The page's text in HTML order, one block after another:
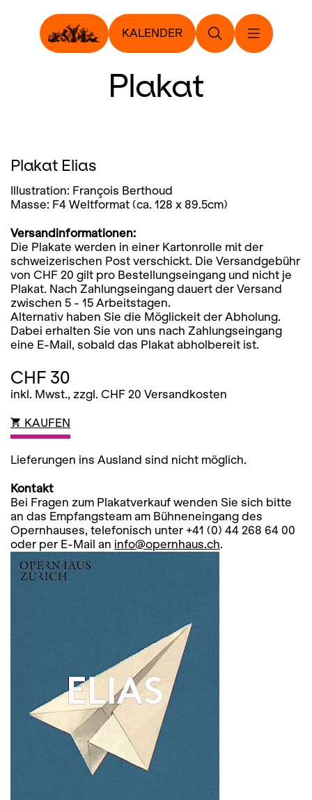
KALENDER
Plakat
Plakat Elias
Illustration: François Berthoud
Masse: F4 Weltformat (ca. 128 x 89.5cm)
Versandinformationen:
Die Plakate werden in einer Kartonrolle mit der
schweizerischen Post verschickt. Die Versandgebühr
von CHF 20 gilt pro Bestellungseingang und nicht je
Plakat. Nach Zahlungseingang dauert der Versand
zwischen 5 - 15 Arbeitstagen.
Alternativ haben Sie die Möglickeit der Abholung.
Dabei erhalten Sie von uns nach Zahlungseingang
eine E-Mail, sobald das Plakat abholbereit ist.
CHF 30
inkl. Mwst., zzgl. CHF 20 Versandkosten
KAUFEN
Lieferungen ins Ausland sind nicht möglich.
Kontakt
Bei Fragen zum Plakatverkauf wenden Sie sich bitte
an das Empfangsteam am Bühneneingang des
Opernhauses, telefonisch unter +41 (0) 44 268 64 00
oder per E-Mail an info@opernhaus.ch.